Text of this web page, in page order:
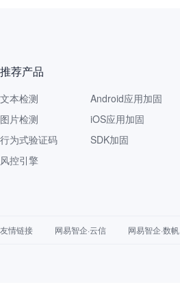
推荐产品
文本检测
图片检测
行为式验证码
风控引擎
Android应用加固
iOS应用加固
SDK加固
友情链接 网易智企·云信 网易智企·数帆